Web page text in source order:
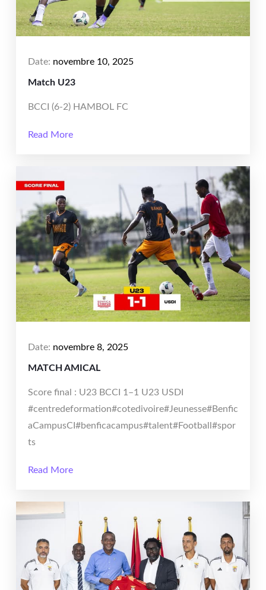
Date: novembre 10, 2025
Match U23
BCCI (6-2) HAMBOL FC
Read More
Date: novembre 8, 2025
MATCH AMICAL
Score final : U23 BCCI 1–1 U23 USDI
#centredeformation#cotedivoire#Jeunesse#Benfic
aCampusCI#benficacampus#talent#Football#spor
ts
Read More